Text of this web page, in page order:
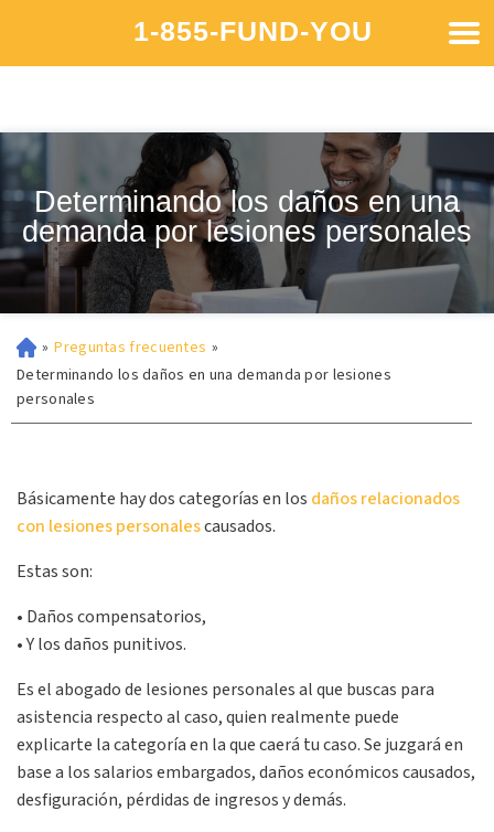
1-855-FUND-YOU
Determinando los daños en una
demanda por lesiones personales
» Preguntas frecuentes »
Determinando los daños en una demanda por lesiones
personales
Básicamente hay dos categorías en los daños relacionados
con lesiones personalescausados.
Estas son:
• Daños compensatorios,
• Y los daños punitivos.
Es el abogado de lesiones personales al que buscas para
asistencia respecto al caso, quien realmente puede
explicarte la categoría en la que caerá tu caso. Se juzgará en
base a los salarios embargados, daños económicos causados,
desfiguración, pérdidas de ingresos y demás.